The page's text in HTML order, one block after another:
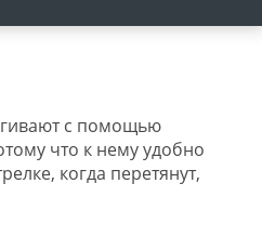
с помощью
что к нему удобно
когда перетянут,